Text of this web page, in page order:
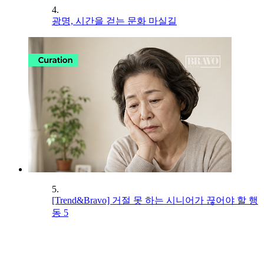
4.
광명, 시간을 걷는 문화 마실길
5.
[Trend&Bravo] 거절 못 하는 시니어가 끊어야 할 행
동 5